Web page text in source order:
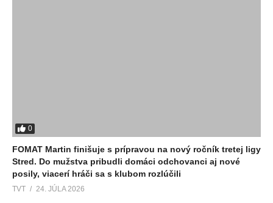
0
FOMAT Martin finišuje s prípravou na nový ročník tretej ligy
Stred. Do mužstva pribudli domáci odchovanci aj nové
posily, viacerí hráči sa s klubom rozlúčili
TVT 24. JÚLA 2026